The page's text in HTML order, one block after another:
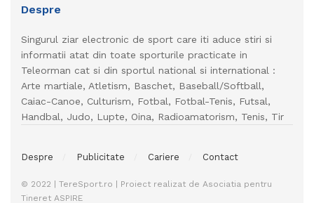
Despre
Singurul ziar electronic de sport care iti aduce stiri si
informatii atat din toate sporturile practicate in
Teleorman cat si din sportul national si international :
Arte martiale, Atletism, Baschet, Baseball/Softball,
Caiac-Canoe, Culturism, Fotbal, Fotbal-Tenis, Futsal,
Handbal, Judo, Lupte, Oina, Radioamatorism, Tenis, Tir
Despre Publicitate Cariere Contact
© 2022 | TereSport.ro | Proiect realizat de Asociatia pentru
Tineret ASPIRE